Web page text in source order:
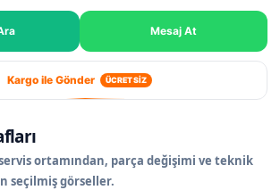
Mesaj At
Kargo ile Gönder ÜCRETSİZ
ortamından, parça değişimi ve teknik
seçilmiş görseller.